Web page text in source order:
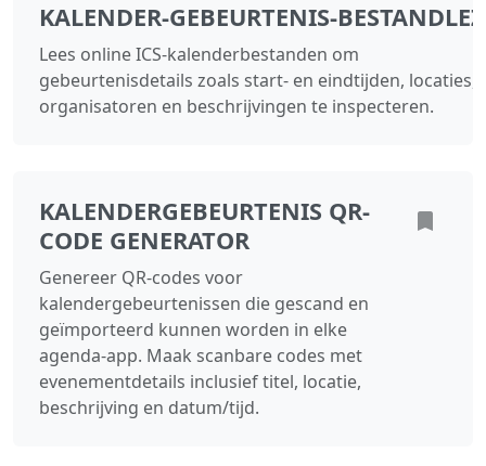
Lees online ICS‑kalenderbestanden om
gebeurtenisdetails zoals start‑ en eindtijden, locaties,
organisatoren en beschrijvingen te inspecteren.
KALENDERGEBEURTENIS QR-
CODE GENERATOR
Genereer QR-codes voor
kalendergebeurtenissen die gescand en
geïmporteerd kunnen worden in elke
agenda-app. Maak scanbare codes met
evenementdetails inclusief titel, locatie,
beschrijving en datum/tijd.